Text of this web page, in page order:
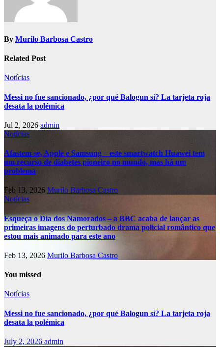
By Murilo Barbosa Castro
Related Post
Notícias
Messi no fue sancionado, ¿por qué Balogun sí? La tarjeta roja
desata la polémica
Jul 2, 2026 admin
Notícias
Afastem-se, Apple e Samsung – este smartwatch Huawei tem
um recurso de diabetes pioneiro no mundo, mas há um
problema
Feb 13, 2026 Murilo Barbosa Castro
Notícias
Esqueça o Dia dos Namorados – a BBC acaba de lançar as
primeiras imagens do perturbado drama policial romântico que
estou mais animado para este ano
Feb 13, 2026 Murilo Barbosa Castro
You missed
Notícias
Messi no fue sancionado, ¿por qué Balogun sí? La tarjeta roja
desata la polémica
July 2, 2026 admin